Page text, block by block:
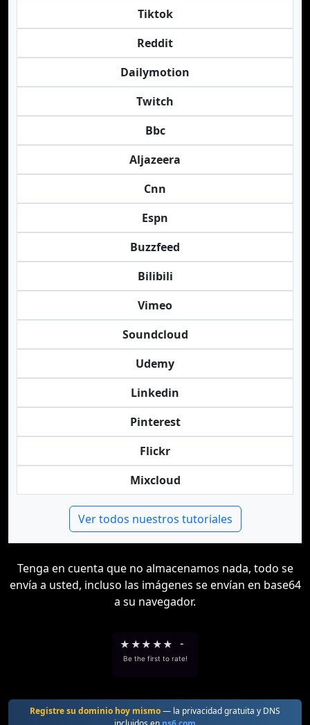
Tiktok
Reddit
Dailymotion
Twitch
Bbc
Aljazeera
Cnn
Espn
Buzzfeed
Bilibili
Vimeo
Soundcloud
Udemy
Linkedin
Pinterest
Flickr
Mixcloud
Ver todos nuestros tutoriales
Tenga en cuenta que no almacenamos nada, todo se
envía a usted, incluso las imágenes se envían en base64
a su navegador.
★ ★★ ★★ -
Be the first to rate!
Registre su dominio hoy mismo— la privacidad gratuita y DNS